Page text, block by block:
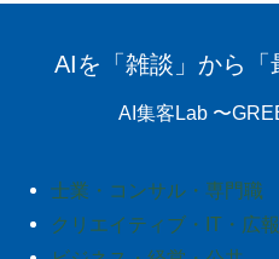
AIを「雑談」から
AI集客Lab 〜
士業・コンサル・専門職
クリエイティブ・IT・広報